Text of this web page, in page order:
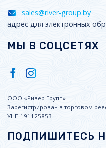
sales@river-group.by
адрес для электронных
МЫ В СОЦСЕТЯХ
ООО «Ривер Групп»
Зарегистрирован в торговом
УНП 191125853
ПОДПИШИТЕСЬ